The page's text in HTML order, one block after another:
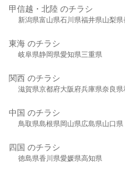
甲信越・北陸 のチラシ
新潟県富山県石川県福井県山梨県
東海 のチラシ
岐阜県静岡県愛知県三重県
関西 のチラシ
滋賀県京都府大阪府兵庫県奈良県
中国 のチラシ
鳥取県島根県岡山県広島県山口県
四国 のチラシ
徳島県香川県愛媛県高知県